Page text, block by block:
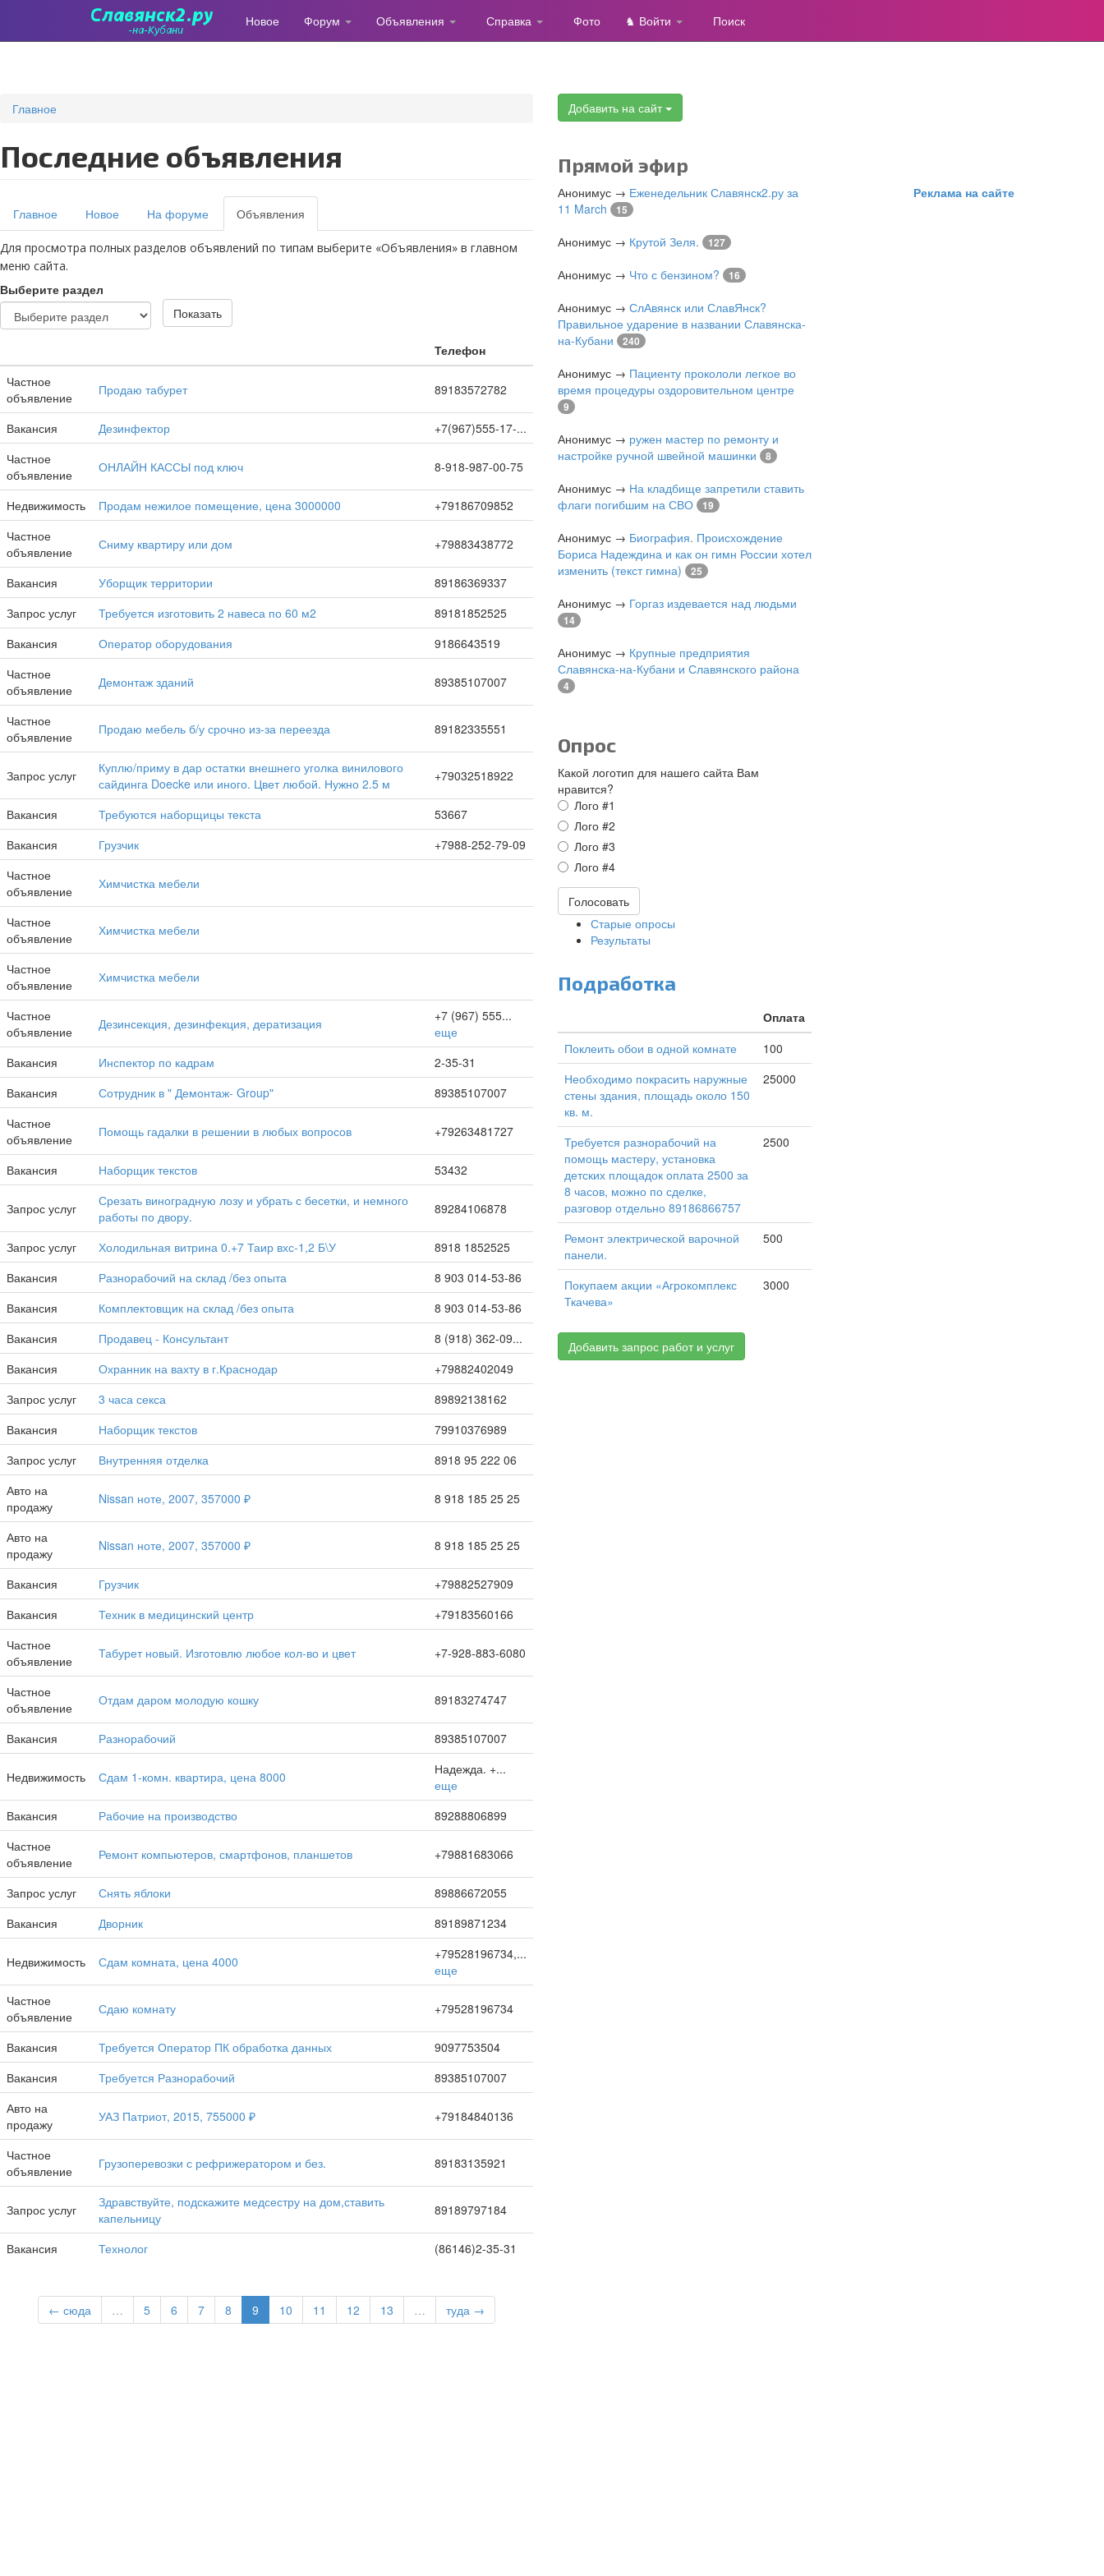
Новое Форум Объявления Справка Фото ♞ Войти Поиск
Главное
Последние объявления
Главные
вкладки
Главное Новое На форуме Объявления
вкладка)
Для просмотра полных разделов объявлений по типам выберите «Объявления» в главном
меню сайта.
Выберите раздел
Показать
Телефон
Частное
объявление
Продаю табурет 89183572782
Вакансия Дезинфектор
+7(967)555-17-...
Частное
объявление
ОНЛАЙН КАССЫ под ключ 8-918-987-00-75
Недвижимость Продам нежилое помещение, цена 3000000
+79186709852
Частное
объявление
Сниму квартиру или дом +79883438772
Вакансия уборщик территории
89186369337
Запрос услуг
требуется изготовить 2 навеса по 60 м2
89181852525
Вакансия
Оператор оборудования
9186643519
Частное
объявление
Демонтаж зданий 89385107007
Частное
объявление
Продаю мебель б/у срочно из-за переезда 89182335551
Запрос услуг
Куплю/приму в дар остатки внешнего уголка винилового
сайдинга Doecke или иного. Цвет любой. Нужно 2.5 м
+79032518922
Вакансия Требуются наборщицы текста
53667
Вакансия
Грузчик
+7988-252-79-09
Частное
объявление
Химчистка мебели
Частное
объявление
Химчистка мебели
Частное
объявление
Химчистка мебели
Частное
объявление
Дезинсекция, дезинфекция, дератизация
+7 (967) 555...
еще
Вакансия
инспектор по кадрам
2-35-31
Вакансия
Сотрудник в " Демонтаж- Group"
89385107007
Частное
объявление
Помощь гадалки в решении в любых вопросов +79263481727
Вакансия наборщик текстов 53432
Запрос услуг
Срезать виноградную лозу и убрать с бесетки, и немного
работы по двору.
89284106878
Запрос услуг Холодильная витрина 0.+7 Таир вхс-1,2 Б\У
8918 1852525
Вакансия
Разнорабочий на склад /без опыта
8 903 014-53-86
Вакансия
Комплектовщик на склад /без опыта
8 903 014-53-86
Вакансия
Продавец - Консультант
8 (918) 362-09...
Вакансия
Охранник на вахту в г.Краснодар
+79882402049
Запрос услуг
3 часа секса
89892138162
Вакансия
наборщик текстов
79910376989
Запрос услуг
внутренняя отделка
8918 95 222 06
Авто на
продажу
Nissan ноте, 2007, 357000 ₽ 8 918 185 25 25
Авто на
продажу
Nissan ноте, 2007, 357000 ₽ 8 918 185 25 25
Вакансия Грузчик
+79882527909
Вакансия
техник в медицинский центр
+79183560166
Частное
объявление
Табурет новый. Изготовлю любое кол-во и цвет +7-928-883-6080
Частное
объявление
Отдам даром молодую кошку 89183274747
Вакансия Разнорабочий 89385107007
Недвижимость Сдам 1-комн. квартира, цена 8000
Надежда. +...
еще
Вакансия
Рабочие на производство
89288806899
Частное
объявление
Ремонт компьютеров, смартфонов, планшетов +79881683066
Запрос услуг Снять яблоки
89886672055
Вакансия
Дворник 89189871234
Недвижимость Сдам комната, цена 4000
+79528196734,...
еще
Частное
объявление
Сдаю комнату +79528196734
Вакансия Требуется Оператор ПК обработка данных
9097753504
Вакансия
Требуется Разнорабочий
89385107007
Авто на
продажу
УАЗ Патриот, 2015, 755000 ₽ +79184840136
Частное
объявление
Грузоперевозки с рефрижератором и без. 89183135921
Запрос услуг
Здравствуйте, подскажите медсестру на дом,ставить
капельницу
89189797184
Вакансия Технолог (86146)2-35-31
← сюда … 5 6 7 8 9 10 11 12 13 … туда →
Добавить на сайт
Прямой эфир
Анонимус → Еженедельник Славянск2.ру за
11 March
15
Анонимус → Крутой Зеля. 127
Анонимус → Что с бензином? 16
Анонимус → СлАвянск или СлавЯнск?
Правильное ударение в названии Славянска-
на-Кубани
240
Анонимус → Пациенту прокололи легкое во
время процедуры оздоровительном центре
9
Анонимус → ружен мастер по ремонту и
настройке ручной швейной машинки
8
Анонимус → На кладбище запретили ставить
флаги погибшим на СВО
19
Анонимус → Биография. Происхождение
Бориса Надеждина и как он гимн России хотел
изменить (текст гимна)
25
Анонимус → Горгаз издевается над людьми
14
Анонимус → Крупные предприятия
Славянска-на-Кубани и Славянского района
4
Опрос
Какой логотип для нашего сайта Вам
нравится?
Варианты
Лого #1
Лого #2
Лого #3
Лого #4
Голосовать
Старые опросы
Результаты
Подработка
Оплата
Поклеить обои в одной комнате
100
Необходимо покрасить наружные
стены здания, площадь около 150
кв. м.
25000
Требуется разнорабочий на
помощь мастеру, установка
детских площадок оплата 2500 за
8 часов, можно по сделке,
разговор отдельно 89186866757
2500
Ремонт электрической варочной
панели.
500
Покупаем акции «Агрокомплекс
Ткачева»
3000
Добавить запрос работ и услуг
Реклама на сайте